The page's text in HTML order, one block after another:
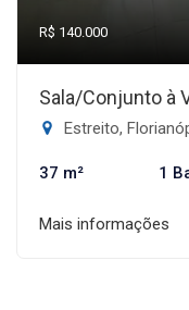
R$ 140.000
Sala/Conjunto à
Estreito,
37 m² 1
Mais informações